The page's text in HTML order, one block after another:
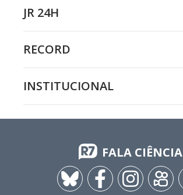
JR 24H
RECORD
INSTITUCIONAL
FALA CIÊNCIA